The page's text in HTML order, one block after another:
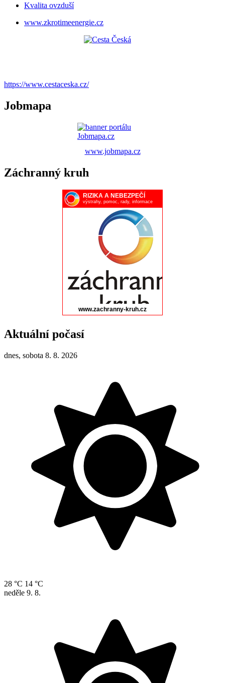
Kvalita ovzduší
www.zkrotimeenergie.cz
https://www.cestaceska.cz/
Jobmapa
www.jobmapa.cz
Záchranný kruh
Aktuální počasí
dnes, sobota 8. 8. 2026
28 °C 14 °C
neděle 9. 8.